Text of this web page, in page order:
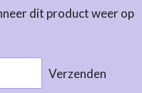
dit product weer op
Verzenden